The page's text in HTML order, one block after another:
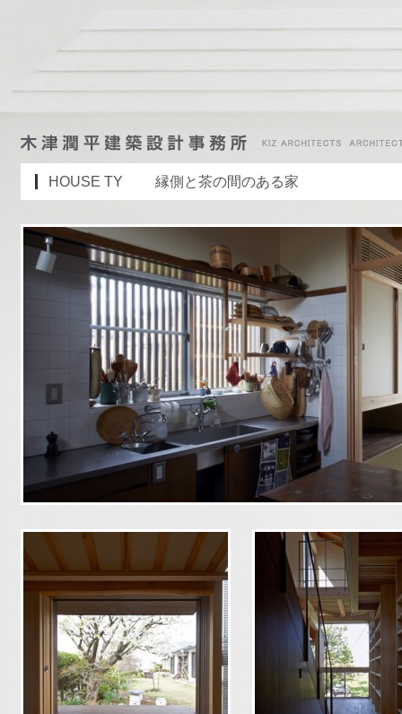
HOUSE TY 縁側と茶の間のある家